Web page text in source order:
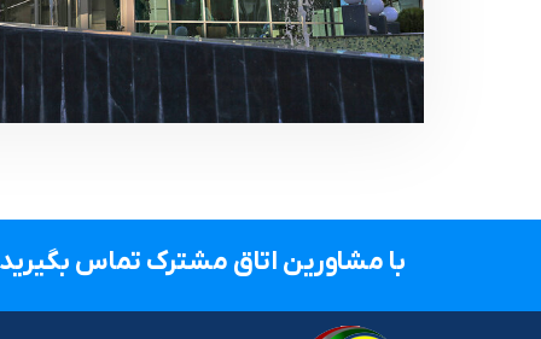
با مشاورین اتاق مشترک تماس